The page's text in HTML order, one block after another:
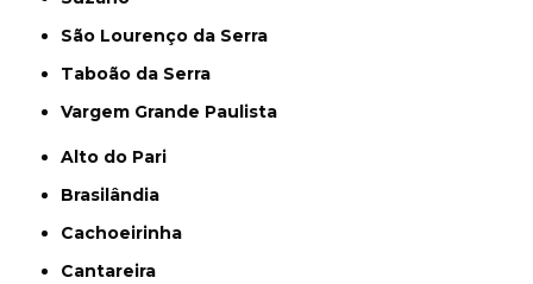
São Lourenço da Serra
Taboão da Serra
Vargem Grande Paulista
Alto do Pari
Brasilândia
Cachoeirinha
Cantareira